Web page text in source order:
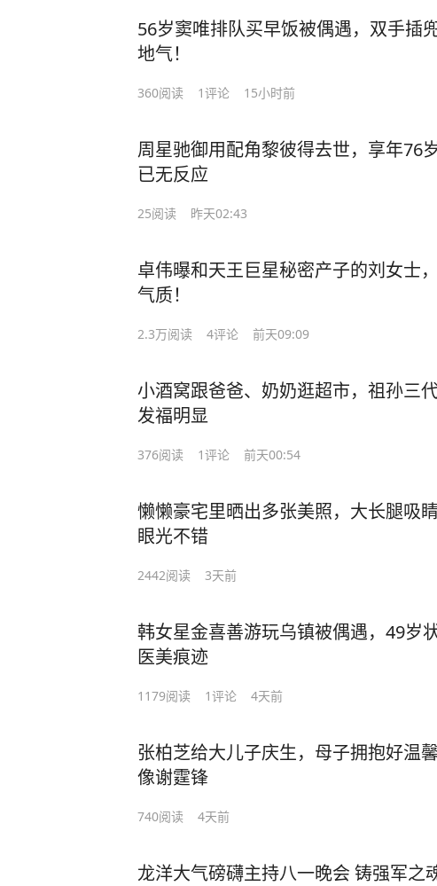
56岁窦唯排队买早饭被偶遇，双手插
地气！
360阅读 1评论 15小时前
周星驰御用配角黎彼得去世，享年76
已无反应
25阅读 昨天02:43
卓伟曝和天王巨星秘密产子的刘女士
气质！
2.3万阅读 4评论 前天09:09
小酒窝跟爸爸、奶奶逛超市，祖孙三
发福明显
376阅读 1评论 前天00:54
懒懒豪宅里晒出多张美照，大长腿吸
眼光不错
2442阅读 3天前
韩女星金喜善游玩乌镇被偶遇，49岁
医美痕迹
1179阅读 1评论 4天前
张柏芝给大儿子庆生，母子拥抱好温
像谢霆锋
740阅读 4天前
龙洋大气磅礴主持八一晚会 铸强军之